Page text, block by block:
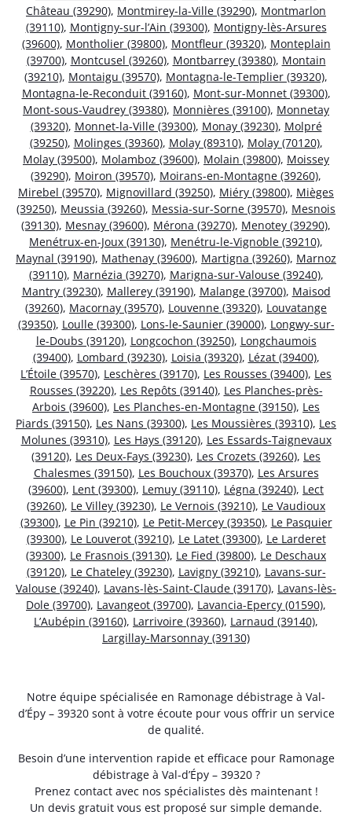
Château (39290), Montmirey-la-Ville (39290), Montmarlon
(39110), Montigny-sur-l’Ain (39300), Montigny-lès-Arsures
(39600), Montholier (39800), Montfleur (39320), Monteplain
(39700), Montcusel (39260), Montbarrey (39380), Montain
(39210), Montaigu (39570), Montagna-le-Templier (39320),
Montagna-le-Reconduit (39160), Mont-sur-Monnet (39300),
Mont-sous-Vaudrey (39380), Monnières (39100), Monnetay
(39320), Monnet-la-Ville (39300), Monay (39230), Molpré
(39250), Molinges (39360), Molay (89310), Molay (70120),
Molay (39500), Molamboz (39600), Molain (39800), Moissey
(39290), Moiron (39570), Moirans-en-Montagne (39260),
Mirebel (39570), Mignovillard (39250), Miéry (39800), Mièges
(39250), Meussia (39260), Messia-sur-Sorne (39570), Mesnois
(39130), Mesnay (39600), Mérona (39270), Menotey (39290),
Menétrux-en-Joux (39130), Menétru-le-Vignoble (39210),
Maynal (39190), Mathenay (39600), Martigna (39260), Marnoz
(39110), Marnézia (39270), Marigna-sur-Valouse (39240),
Mantry (39230), Mallerey (39190), Malange (39700), Maisod
(39260), Macornay (39570), Louvenne (39320), Louvatange
(39350), Loulle (39300), Lons-le-Saunier (39000), Longwy-sur-
le-Doubs (39120), Longcochon (39250), Longchaumois
(39400), Lombard (39230), Loisia (39320), Lézat (39400),
L’Étoile (39570), Leschères (39170), Les Rousses (39400), Les
Rousses (39220), Les Repôts (39140), Les Planches-près-
Arbois (39600), Les Planches-en-Montagne (39150), Les
Piards (39150), Les Nans (39300), Les Moussières (39310), Les
Molunes (39310), Les Hays (39120), Les Essards-Taignevaux
(39120), Les Deux-Fays (39230), Les Crozets (39260), Les
Chalesmes (39150), Les Bouchoux (39370), Les Arsures
(39600), Lent (39300), Lemuy (39110), Légna (39240), Lect
(39260), Le Villey (39230), Le Vernois (39210), Le Vaudioux
(39300), Le Pin (39210), Le Petit-Mercey (39350), Le Pasquier
(39300), Le Louverot (39210), Le Latet (39300), Le Larderet
(39300), Le Frasnois (39130), Le Fied (39800), Le Deschaux
(39120), Le Chateley (39230), Lavigny (39210), Lavans-sur-
Valouse (39240), Lavans-lès-Saint-Claude (39170), Lavans-lès-
Dole (39700), Lavangeot (39700), Lavancia-Epercy (01590),
L’Aubépin (39160), Larrivoire (39360), Larnaud (39140),
Largillay-Marsonnay (39130)
Notre équipe spécialisée en Ramonage débistrage à Val-
d’Épy – 39320 sont à votre écoute pour vous offrir un service
de qualité.
Besoin d’une intervention rapide et efficace pour Ramonage
débistrage à Val-d’Épy – 39320 ?
Prenez contact avec nos spécialistes dès maintenant !
Un devis gratuit vous est proposé sur simple demande.